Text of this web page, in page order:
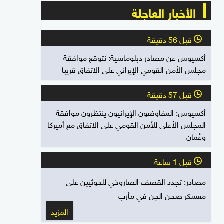
الأخبار العاجلة
l قبل 56 دقيقة
أكسيوس عن مصادر دبلوماسية: نتوقع موافقة
مجلس الأمن القومي الإيراني على الاتفاق قريبا
l قبل 57 دقيقة
أكسيوس: المفاوضون الإيرانيون ينتظرون موافقة
المجلس الأعلى للأمن القومي على الاتفاق مع أميركا
وعُمان
l قبل 1 ساعة
مصادر: تجدد القصف الصاروخي للحوثيين على
معسكر صحن الجن في مأرب
المزيد